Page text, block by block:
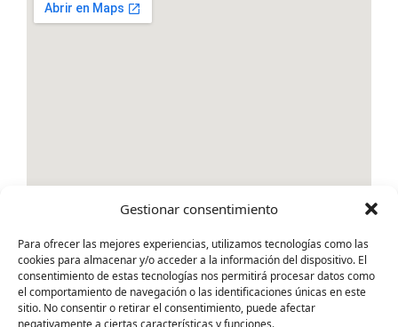
Gestionar consentimiento
Para ofrecer las mejores experiencias, utilizamos tecnologías como las
cookies para almacenar y/o acceder a la información del dispositivo. El
consentimiento de estas tecnologías nos permitirá procesar datos como
el comportamiento de navegación o las identificaciones únicas en este
sitio. No consentir o retirar el consentimiento, puede afectar
negativamente a ciertas características y funciones.